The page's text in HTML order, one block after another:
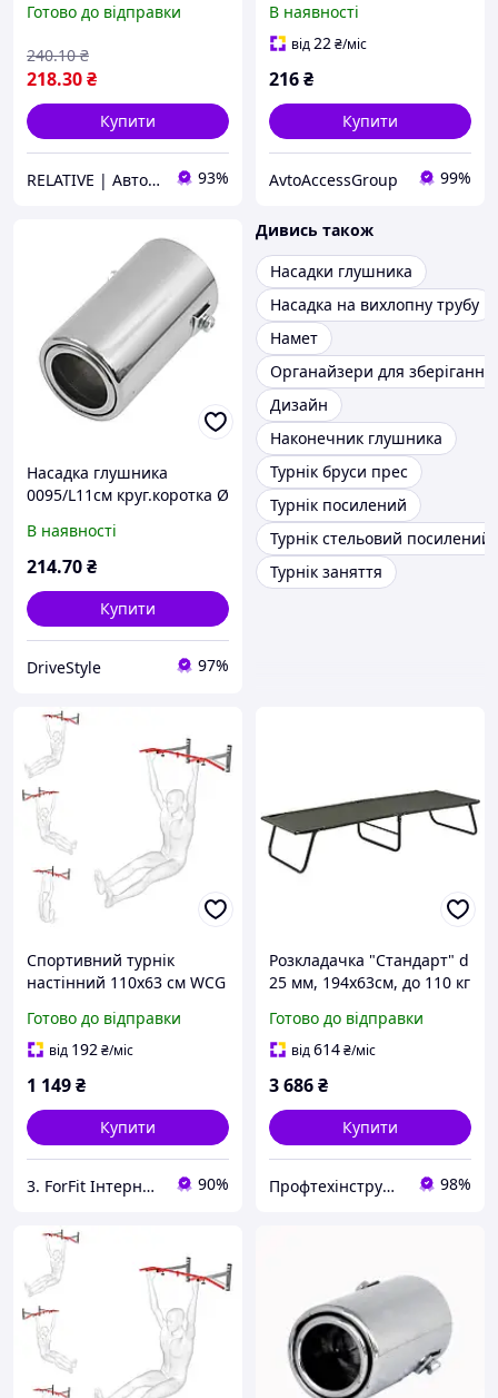
106034 (50шт/ящ)
Готово до відправки
218.30₴
240.10 ₴
Купити
RELATIVE | Автоаксесуари, Велотовари, Мото товари, Інвентар, Товари для дому 93%
106034 (50шт/ящ)
В наявності
від22₴/міс
216₴
Купити
AvtoAccessGroup 99%
Насадка глушника
0095/L11см круг.коротка Ø
106034 (50шт/ящ)
В наявності
214.70₴
Купити
DriveStyle 97%
Дивись також
Насадки глушника
Насадка на вихлопну трубу
Намет
Органайзери для
Дизайн
Наконечник глушника
Турнік бруси прес
Турнік посилений
Турнік стельовий посилений
Турнік заняття
Спортивний турнік
настінний 110х63 см WCG
та спортзалу з
навантаженням до 150 кг
Готово до відправки
від 192₴/міс
1 149₴
Купити
3. ForFit Інтернет-магазин спортивних товарів 90%
Розкладачка "Стандарт" d
25 мм, 194х63см, до 110 кг
Готово до відправки
від614₴/міс
3 686₴
Купити
Профтехінструмент 98%